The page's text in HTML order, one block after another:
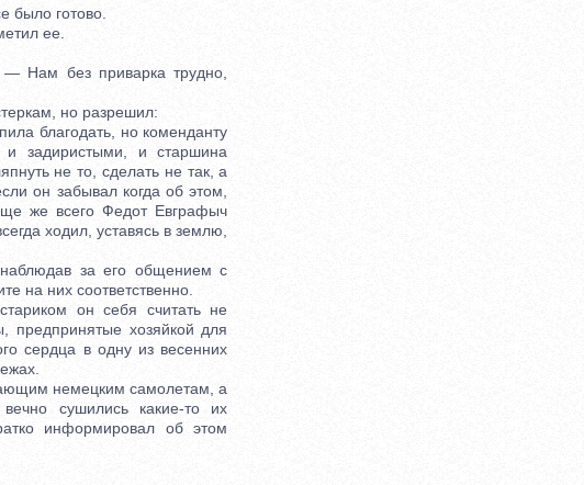
было готово.
ее.
Нам без приварка трудно,
но разрешил:
благодать, но коменданту
и задиристыми, и старшина
не то, сделать не так, а
он забывал когда об этом,
же всего Федот Евграфыч
ходил, уставясь в землю,
за его общением с
на них соответственно.
он себя считать не
предпринятые хозяйкой для
сердца в одну из весенних
немецким самолетам, а
сушились какие-то их
информировал об этом